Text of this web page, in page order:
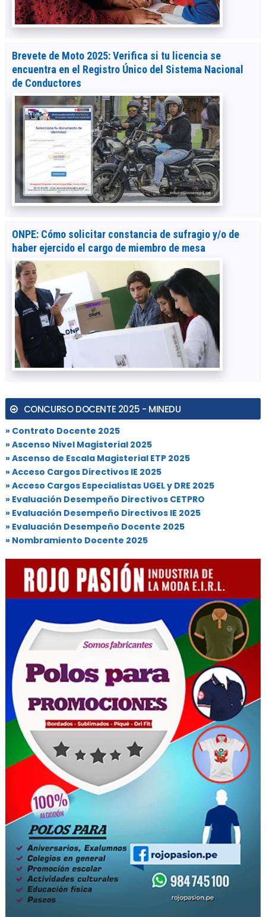
Brevete de Moto 2025: Verifica si tu licencia se
encuentra en el Registro Único del Sistema Nacional
de Conductores
ONPE: Cómo solicitar constancia de sufragio y/o de
haber ejercido el cargo de miembro de mesa
CONCURSO DOCENTE 2025 - MINEDU
» Contrato Docente 2025
» Ascenso Nivel Magisterial 2025
» Ascenso de Escala Magisterial ETP 2025
» Acceso Cargos Directivos IE 2025
» Acceso Cargos Especialistas UGEL y DRE 2025
» Evaluación Desempeño Directivos CETPRO
» Evaluación Desempeño Directivos IE 2025
» Evaluación Desempeño Docente 2025
» Nombramiento Docente 2025